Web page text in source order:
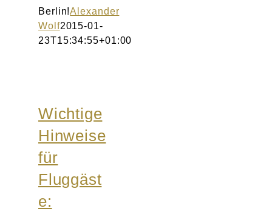
Berlin!Alexander
Wolf2015-01-
23T15:34:55+01:00
Wichtige
Hinweise
für
Fluggäst
e: